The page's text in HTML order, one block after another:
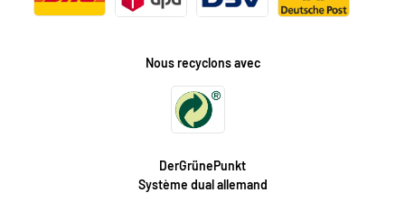
Nous recyclons avec
DerGrünePunkt
Système dual allemand